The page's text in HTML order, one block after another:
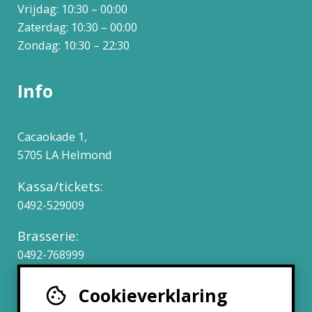
Cookieverklaring
Vrijdag: 10:30 – 00:00
Zaterdag: 10:30 – 00:00
Zondag: 10:30 – 22:30
Info
Cacaokade 1,
5705 LA Helmond
Kassa/tickets:
0492-529009
Brasserie:
0492-768999
Werken bij